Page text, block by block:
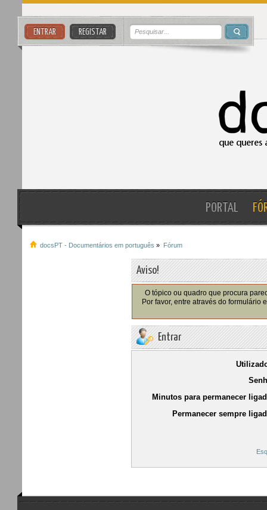
ENTRAR REGISTAR
PORTAL
docsPT - Documentários em português » Fórum
Aviso!
O tópico ou quadro que procura
Por favor, entre através do formulário
Entrar
Minutos para permanecer
Permanecer sempre